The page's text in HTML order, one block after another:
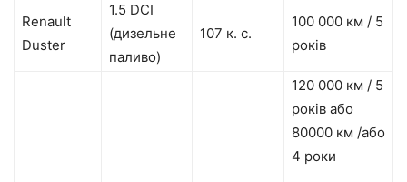
Renault
Duster
1.5 DCI
(дизельне
паливо)
107 к. с.
100 000 км / 5
років
120 000 км / 5
років або
80000 км /або
4 роки